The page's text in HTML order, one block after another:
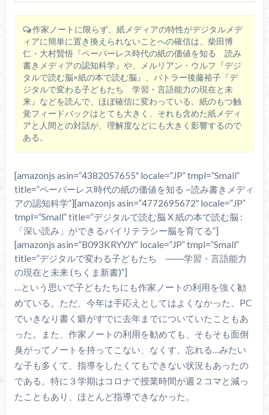
作家ノートに限らず、紙メディアの特性がデジタルメデ
ィアに簡単に置き換えられないことへの確信は、柴田博
仁・大村賢悟『ペーパーレス時代の紙の価値を知る 読み
書きメディアの認知科学』や、メルリアン・ウルフ『デジ
タルで読む脳×紙の本で読む脳』、バトラー後藤裕子『デ
ジタルで変わる子どもたち 学習・言語能力の現在と未
来』などを読んで、ほぼ確信に変わっている。紙のもつ触
覚フィードバックはとても大きく、それも含めた紙メディ
アと人間との対話が、理解度などにも大きく影響するので
ある。
[amazonjs asin=”4382057655″ locale=”JP” tmpl=”Small”
title=”ペーパーレス時代の紙の価値を知る ~読み書きメディ
アの認知科学”][amazonjs asin=”4772695672″ locale=”JP”
tmpl=”Small” title=”デジタルで読む脳 X 紙の本で読む脳 :
「深い読み」ができるバイリテラシー脳を育てる”]
[amazonjs asin=”B093KRYYJY” locale=”JP” tmpl=”Small”
title=”デジタルで変わる子どもたち ――学習・言語能力
の現在と未来 (ちくま新書)”]
…という思いで子どもたちにも作家ノートの利用を強く勧
めている。ただ、今年は手応えとしてはよくなかった。PC
でいきなり書く癖がすでに去年までについていたこともあ
った。また、作家ノートの利用を勧めても、そもそも面倒
臭がってノートを持ってこない、なくす、忘れる…みたい
な子も多くて、指導をしたくてもできない状況もあったの
である。特に３学期はコロナで授業時間が週２コマと減っ
たこともあり、ほとんど指導できなかった。